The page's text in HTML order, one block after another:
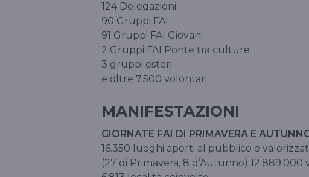
124 Delegazioni
90 Gruppi FAI
91 Gruppi FAI Giovani
2 Gruppi FAI Ponte tra culture
3 gruppi esteri
e oltre 7.500 volontari
MANIFESTAZIONI
GIORNATE FAI DI PRIMAVERA E
16.350 luoghi aperti al pubblico e
(27 di Primavera, 8 d’Autunno) 12.889.000